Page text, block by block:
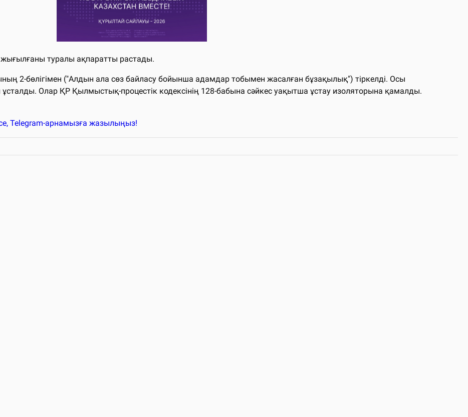
туралы ақпаратты растады.
2-бөлігімен ("Алдын ала сөз байласу бойынша адамдар тобымен жасалған бұзақылық") тіркелді. Осы
Олар ҚР Қылмыстық-процестік кодексінің 128-бабына сәйкес уақытша ұстау изоляторына қамалды.
Telegram-арнамызға жазылыңыз!